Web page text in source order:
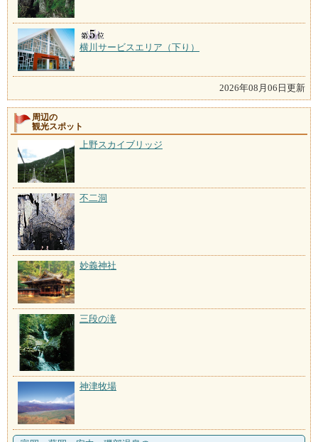
横川サービスエリア（下り）
2026年08月06日更新
周辺の
観光スポット
上野スカイブリッジ
不二洞
妙義神社
三段の滝
神津牧場